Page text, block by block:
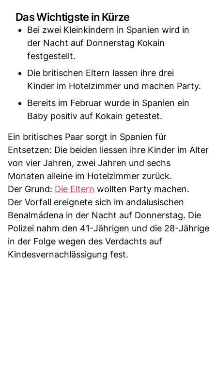
Das Wichtigste in Kürze
Bei zwei Kleinkindern in Spanien wird in
der Nacht auf Donnerstag Kokain
festgestellt.
Die britischen Eltern lassen ihre drei
Kinder im Hotelzimmer und machen Party.
Bereits im Februar wurde in Spanien ein
Baby positiv auf Kokain getestet.
Ein britisches Paar sorgt in Spanien für
Entsetzen: Die beiden liessen ihre Kinder im Alter
von vier Jahren, zwei Jahren und sechs
Monaten alleine im Hotelzimmer zurück.
Der Grund: Die Eltern wollten Party machen.
Der Vorfall ereignete sich im andalusischen
Benalmádena in der Nacht auf Donnerstag. Die
Polizei nahm den 41-Jährigen und die 28-Jährige
in der Folge wegen des Verdachts auf
Kindesvernachlässigung fest.